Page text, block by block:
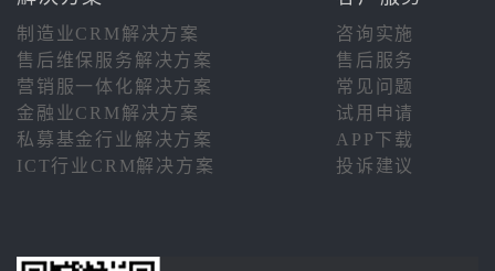
制造业CRM解决方案
咨询实施
售后维保服务解决方案
售后服务
营销服一体化解决方案
常见问题
金融业CRM解决方案
试用申请
私募基金行业解决方案
APP下载
ICT行业CRM解决方案
投诉建议